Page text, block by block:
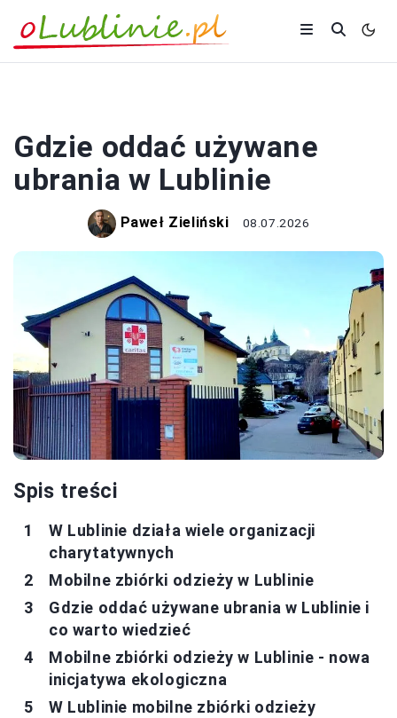
Gdzie oddać używane
ubrania w Lublinie
Paweł Zieliński 08.07.2026
Spis treści
W Lublinie działa wiele organizacji
charytatywnych
Mobilne zbiórki odzieży w Lublinie
Gdzie oddać używane ubrania w Lublinie i
co warto wiedzieć
Mobilne zbiórki odzieży w Lublinie - nowa
inicjatywa ekologiczna
W Lublinie mobilne zbiórki odzieży